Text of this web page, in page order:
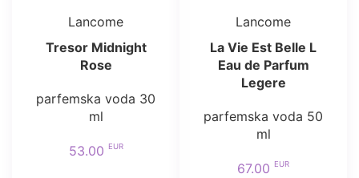
Lancome
Tresor Midnight
Rose
parfemska voda 30
ml
53.00 EUR
Lancome
La Vie Est Belle L
Eau de Parfum
Legere
parfemska voda 50
ml
67.00 EUR